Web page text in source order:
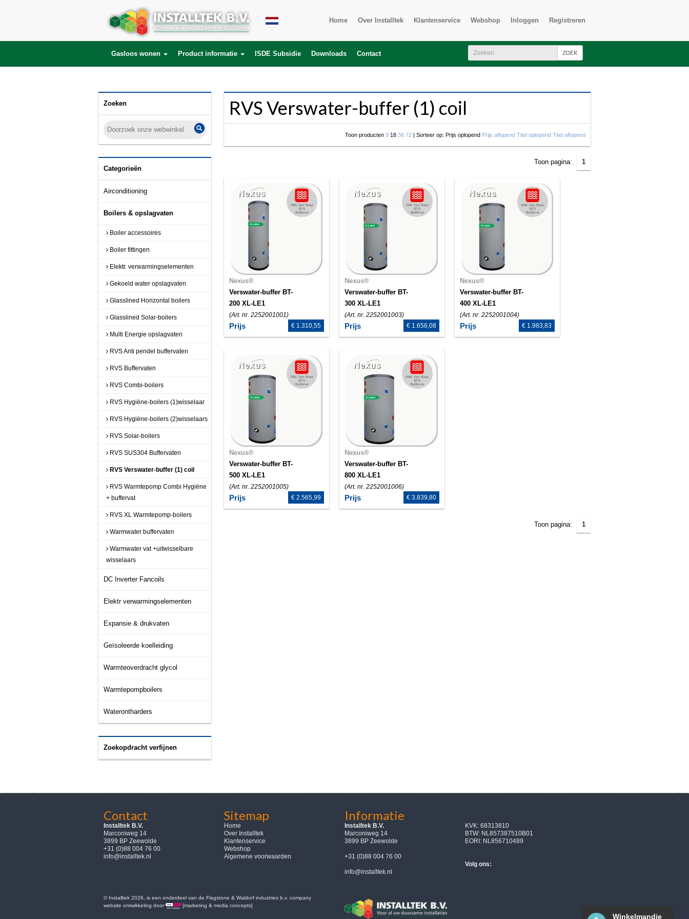
Home Over Installtek Klantenservice Webshop Inloggen Registreren
Gasloos wonen Product informatie ISDE Subsidie Downloads Contact ZOEK
SELECT * FROM products LEFT JOIN product_description ON (products.id = product_description.product_id) LEFT JOIN product_to_category ON (products.id = product_to_category.product_id) WHERE lang_id='nl' AND
category_id='313' AND active='1' ORDER BY price asc LIMIT 18 OFFSET 0
Zoeken
Categorieën
Airconditioning
Boilers & opslagvaten
Boiler accessoires
Boiler fittingen
Elektr. verwarmingselementen
Gekoeld water opslagvaten
Glasslined Horizontal boilers
Glasslined Solar-boilers
Multi Energie opslagvaten
RVS Anti pendel buffervaten
RVS Buffervaten
RVS Combi-boilers
RVS Hygiëne-boilers (1)wisselaar
RVS Hygiëne-boilers (2)wisselaars
RVS Solar-boilers
RVS SUS304 Buffervaten
RVS Verswater-buffer (1) coil
RVS Warmtepomp Combi Hygiëne
+ buffervat
RVS XL Warmtepomp-boilers
Warmwater buffervaten
Warmwater vat +uitwisselbare
wisselaars
DC Inverter Fancoils
Elektr verwarmingselementen
Expansie & drukvaten
Geïsoleerde koelleiding
Warmteoverdracht glycol
Warmtepompboilers
Waterontharders
Zoekopdracht verfijnen
RVS Verswater-buffer (1) coil
Toon producten 9 18 36 72 | Sorteer op: Prijs oplopend Prijs aflopend Titel oplopend Titel aflopend
Toon pagina: 1
Nexus®
Verswater-buffer BT-
200 XL-LE1
(Art. nr. 2252001001)
Prijs € 1.310,55
Nexus®
Verswater-buffer BT-
300 XL-LE1
(Art. nr. 2252001003)
Prijs € 1.656,08
Nexus®
Verswater-buffer BT-
400 XL-LE1
(Art. nr. 2252001004)
Prijs € 1.983,83
Nexus®
Verswater-buffer BT-
500 XL-LE1
(Art. nr. 2252001005)
Prijs € 2.565,99
Nexus®
Verswater-buffer BT-
800 XL-LE1
(Art. nr. 2252001006)
Prijs € 3.839,80
Toon pagina: 1
Contact
Installtek B.V.
Marconiweg 14
3899 BP Zeewolde
+31 (0)88 004 76 00
info@installtek.nl
Sitemap
Home
Over Installtek
Klantenservice
Webshop
Algemene voorwaarden
Informatie
Installtek B.V.
Marconiweg 14
3899 BP Zeewolde
+31 (0)88 004 76 00
info@installtek.nl
KVK: 68313810
BTW: NL857387510B01
EORI: NL856710489
Volg ons:
© Installtek 2026, is een onderdeel van de Flagstone & Waldorf industries b.v. company
website ontwikkeling door
[marketing & media concepts]
Winkelmandje